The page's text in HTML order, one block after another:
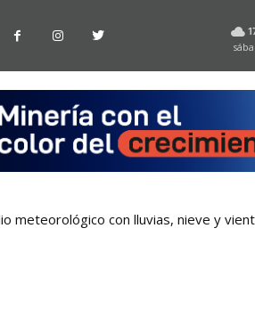
meteorológico con lluvias, nieve y